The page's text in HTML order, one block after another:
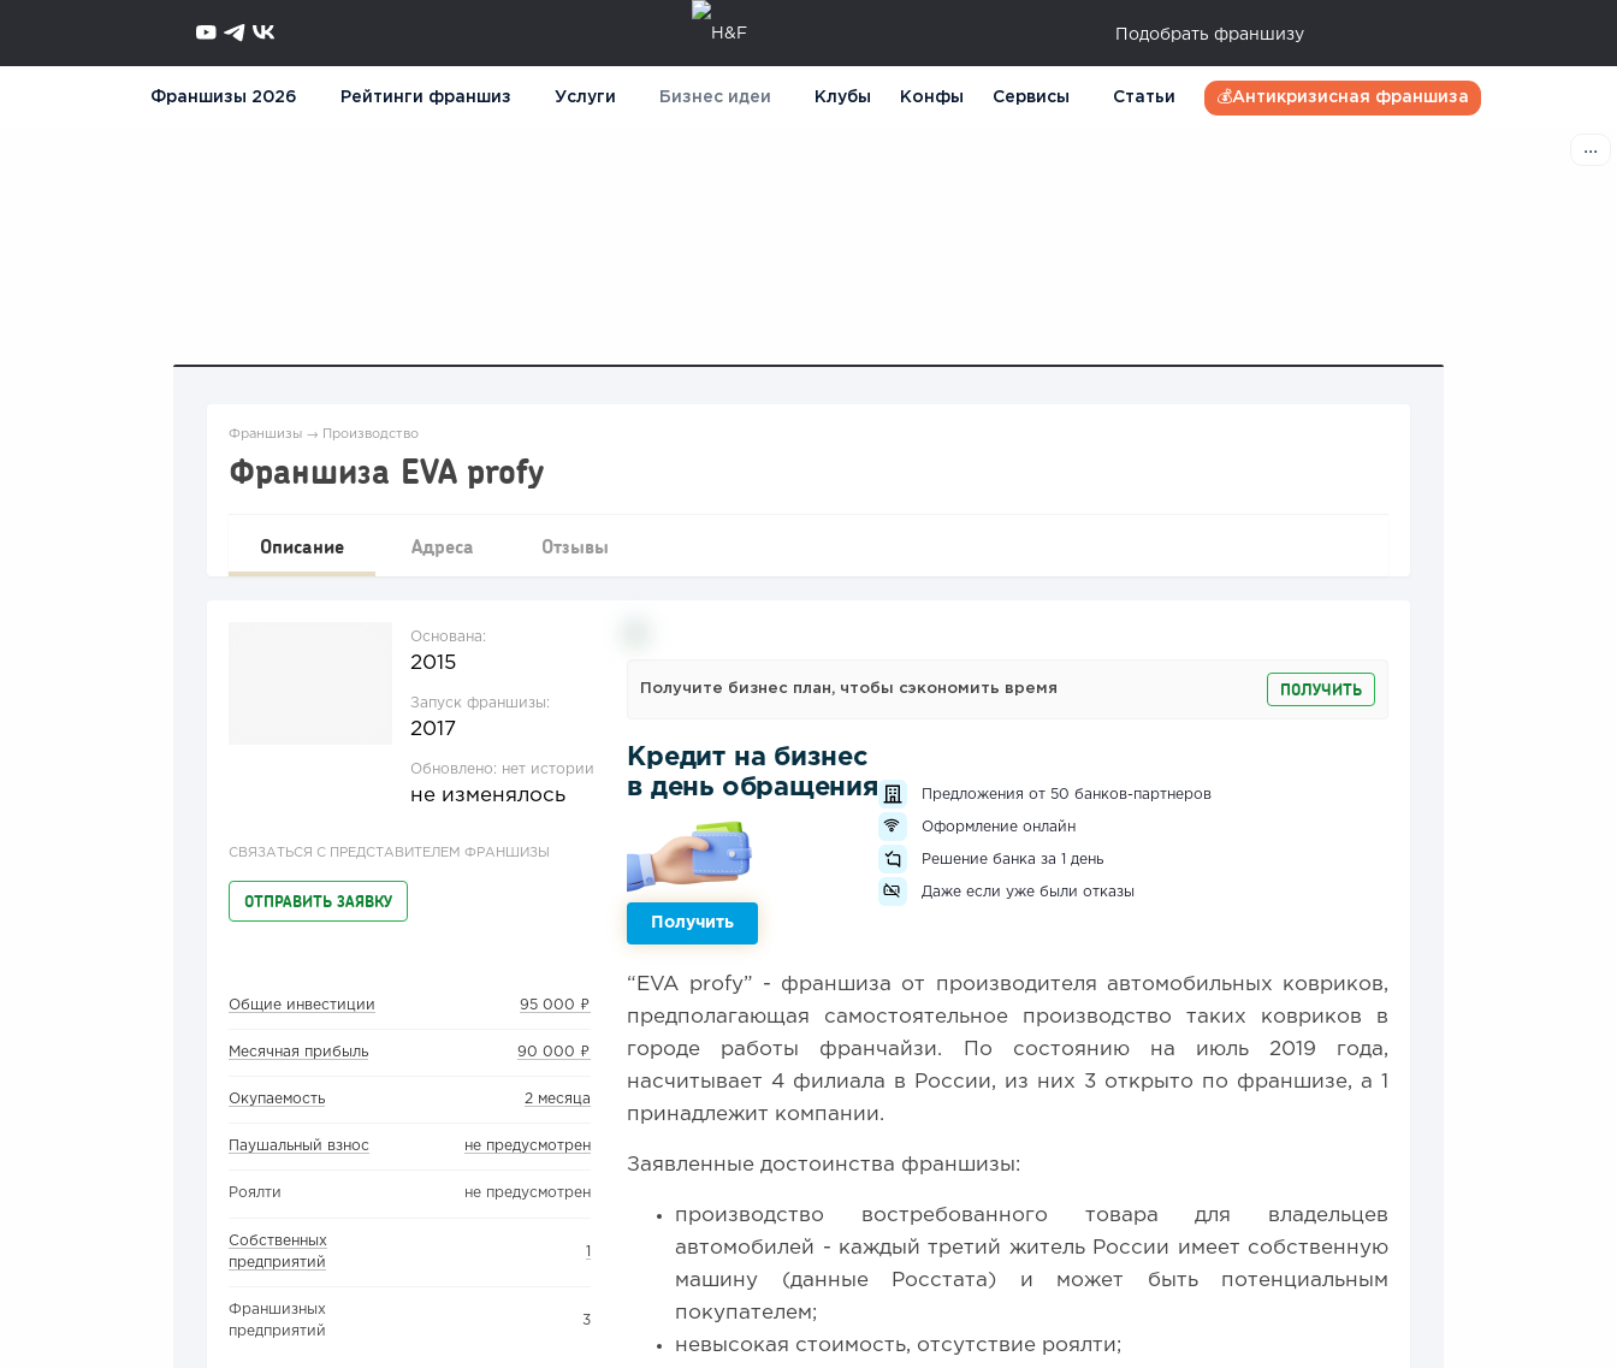
Подобрать франшизу
Франшизы 2026 Рейтинги франшиз Услуги Бизнес идеи Клубы Конфы Сервисы Статьи 💰Антикризисная франшиза
Франшизы → Производство
Франшиза EVA profy
Описание Адреса Отзывы
Основана:
2015
Запуск франшизы:
2017
Обновлено: нет истории
не изменялось
СВЯЗАТЬСЯ С ПРЕДСТАВИТЕЛЕМ ФРАНШИЗЫ
ОТПРАВИТЬ ЗАЯВКУ
Общие инвестиции 95 000 ₽
Месячная прибыль 90 000 ₽
Окупаемость 2 месяца
Паушальный взнос не предусмотрен
Роялти не предусмотрен
Собственных
предприятий
1
Франшизных
предприятий
3
Получите бизнес план, чтобы сэкономить время ПОЛУЧИТЬ
Кредит на бизнес
в день обращения
Получить
Предложения от 50 банков-партнеров
Оформление онлайн
Решение банка за 1 день
Даже если уже были отказы
“EVA profy” - франшиза от производителя автомобильных ковриков,
предполагающая самостоятельное производство таких ковриков в
городе работы франчайзи. По состоянию на июль 2019 года,
насчитывает 4 филиала в России, из них 3 открыто по франшизе, а 1
принадлежит компании.
Заявленные достоинства франшизы:
производство востребованного товара для владельцев
автомобилей - каждый третий житель России имеет собственную
машину (данные Росстата) и может быть потенциальным
покупателем;
невысокая стоимость, отсутствие роялти;